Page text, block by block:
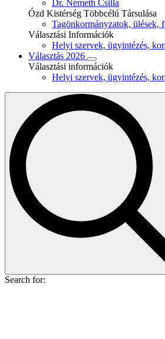
Dr. Németh Csilla
Ózd Kistérség Többcélú Társulása
Tagönkormányzatok, ülések,
Választási Információk
Helyi szervek, ügyintézés,
Választás 2026
Választási információk
Helyi szervek, ügyintézés,
Search for: